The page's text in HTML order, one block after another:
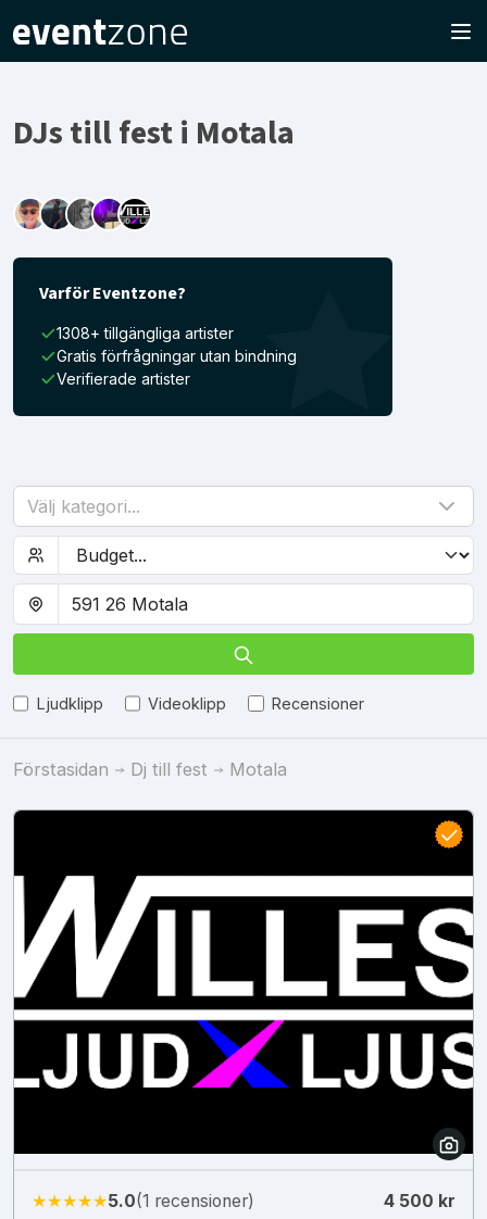
DJs till fest i Motala
Varför Eventzone?
1308+ tillgängliga artister
Gratis förfrågningar utan bindning
Verifierade artister
Välj kategori...
Ljudklipp Videoklipp Recensioner
Förstasidan Dj till fest Motala
★★★★★5.0(1 recensioner) 4 500 kr